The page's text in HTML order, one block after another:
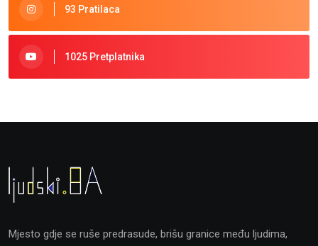
93 Pratilaca
1025 Pretplatnika
Mjesto gdje se ruše predrasude, brišu granice među ljudima,